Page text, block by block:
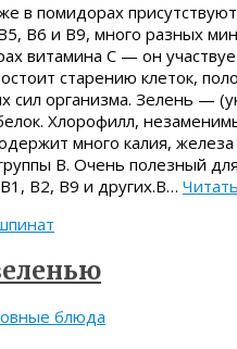
в помидорах
B6 и B9, много разных
витамина C — он
старению клеток,
сил организма. Зелень —
Хлорофилл,
много калия,
В. Очень полезный
В2, В9 и других.В…
блюда